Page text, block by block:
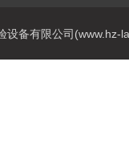
设备有限公司